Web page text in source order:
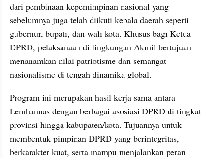
dari pembinaan kepemimpinan nasional yang
sebelumnya juga telah diikuti kepala daerah seperti
gubernur, bupati, dan wali kota. Khusus bagi Ketua
DPRD, pelaksanaan di lingkungan Akmil bertujuan
menanamkan nilai patriotisme dan semangat
nasionalisme di tengah dinamika global.
Program ini merupakan hasil kerja sama antara
Lemhannas dengan berbagai asosiasi DPRD di tingkat
provinsi hingga kabupaten/kota. Tujuannya untuk
membentuk pimpinan DPRD yang berintegritas,
berkarakter kuat, serta mampu menjalankan peran